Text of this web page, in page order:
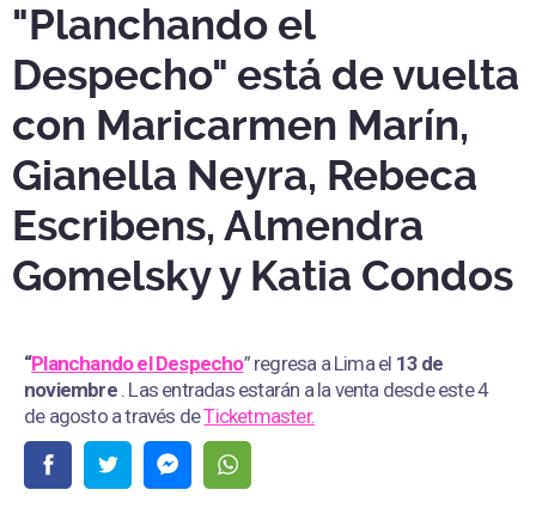
"Planchando el
Despecho" está de vuelta
con Maricarmen Marín,
Gianella Neyra, Rebeca
Escribens, Almendra
Gomelsky y Katia Condos
“Planchando el Despecho” regresa a Lima el 13 de
noviembre . Las entradas estarán a la venta desde este 4
de agosto a través deTicketmaster.